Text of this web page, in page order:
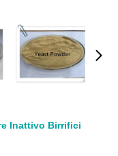
Inattivo Birrifici